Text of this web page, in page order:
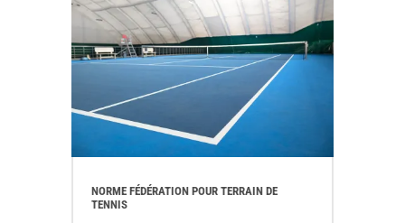
NORME FÉDÉRATION POUR TERRAIN DE
TENNIS